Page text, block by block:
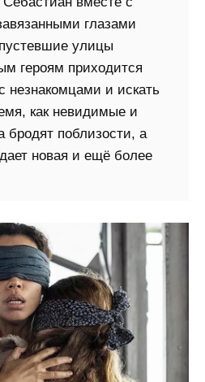
глазами
улицы
героям приходится
незнакомцами и искать
как невидимые и
поблизости, а
новая и ещё более